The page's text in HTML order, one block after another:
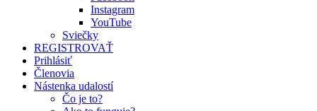
Instagram
YouTube
Sviečky
REGISTROVAŤ
Prihlásiť
Členovia
Nástenka udalostí
Čo je to?